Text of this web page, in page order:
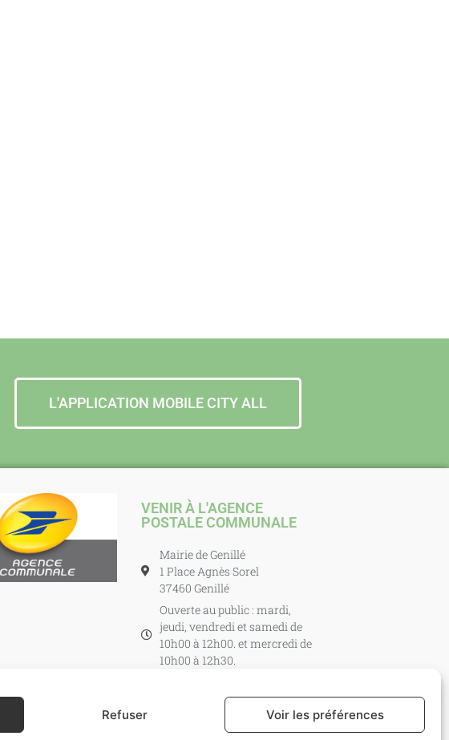
Refuser Voir les préférences
L'APPLICATION MOBILE CITY ALL
VENIR À L'AGENCE
POSTALE COMMUNALE
Mairie de Genillé
1 Place Agnès Sorel
37460 Genillé
Ouverte au public : mardi,
jeudi, vendredi et samedi de
10h00 à 12h00. et mercredi de
10h00 à 12h30.